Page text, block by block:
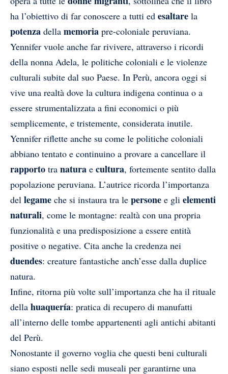
ha l’obiettivo di far conoscere a tutti ed esaltare la
potenza della memoria pre-coloniale peruviana.
Yennifer vuole anche far rivivere, attraverso i ricordi
della nonna Adela, le politiche coloniali e le violenze
culturali subite dal suo Paese. In Perù, ancora oggi si
vive una realtà dove la cultura indigena continua o a
essere strumentalizzata a fini economici o più
semplicemente, e tristemente, considerata inutile.
Yennifer riflette anche su come le politiche coloniali
abbiano tentato e continuino a provare a cancellare il
rapporto tra natura e cultura, fortemente sentito dalla
popolazione peruviana. L’autrice ricorda l’importanza
del legame che si instaura tra le persone e gli elementi
naturali, come le montagne: realtà con una propria
funzionalità e una predisposizione a essere entità
positive o negative. Cita anche la credenza nei
duendes: creature fantastiche anch’esse dalla duplice
natura.
Infine, ritorna più volte sull’importanza che ha il rituale
della huaquería: pratica di recupero di manufatti
all’interno delle tombe appartenenti agli antichi abitanti
del Perù.
Nonostante il governo voglia che questi beni culturali
siano esposti nelle sedi museali per garantirne una